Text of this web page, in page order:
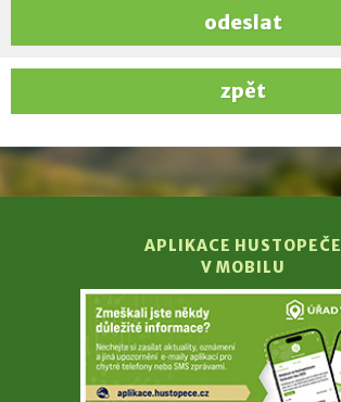
odeslat
zpět
APLIKACE HUSTOPEČE
V MOBILU